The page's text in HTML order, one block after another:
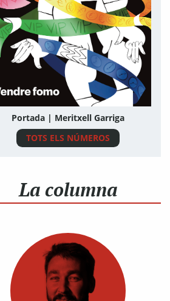
Portada | Meritxell Garriga
TOTS ELS NÚMEROS
La columna